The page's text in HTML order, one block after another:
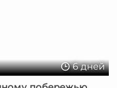
6 дней